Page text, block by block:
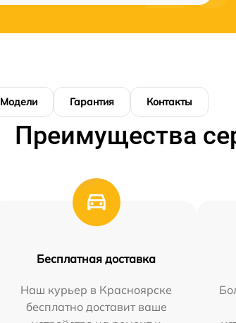
Модели Гарантия Контакты
Преимущества
Бесплатная доставка
Наш курьер в Красноярске
бесплатно доставит ваше